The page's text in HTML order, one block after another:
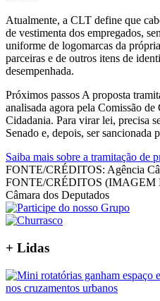
Atualmente, a CLT define que
de vestimenta dos empregados,
uniforme de logomarcas da
parceiras e de outros itens de
desempenhada.
Próximos passos A proposta
analisada agora pela Comissão
Cidadania. Para virar lei, precisa
Senado e, depois, ser sancionada
Saiba mais sobre a tramitação de
FONTE/CRÉDITOS: Agência
FONTE/CRÉDITOS (IMAGEM
Câmara dos Deputados
+ Lidas